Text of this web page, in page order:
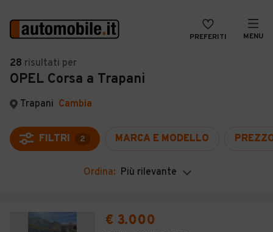
PREFERITI MENU
Auto
Auto usate
Auto Km 0
Auto Nuove
Noleggio a lungo termine
VENDI
MAGAZINE
ACCEDI
28 risultati per
OPEL Corsa a Trapani
Trapani Cambia
FILTRI 2 MARCA E MODELLO
Ordina: Più rilevante
€ 3.000